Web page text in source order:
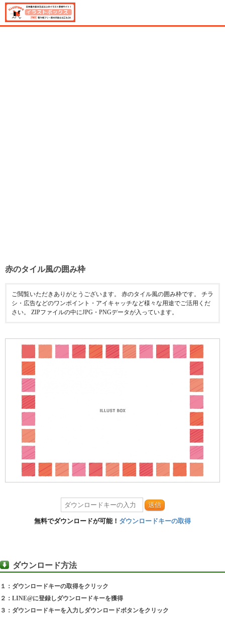
赤のタイル風の囲み枠
ご閲覧いただきありがとうございます。 赤のタイル風の囲み枠です。 チラ
シ・広告などのワンポイント・アイキャッチなど様々な用途でご活用くだ
さい。 ZIPファイルの中にJPG・PNGデータが入っています。
送信
無料でダウンロードが可能！ ダウンロードキーの取得
ダウンロード方法
１：ダウンロードキーの取得をクリック
２：LINE@に登録しダウンロードキーを獲得
３：ダウンロードキーを入力しダウンロードボタンをクリック